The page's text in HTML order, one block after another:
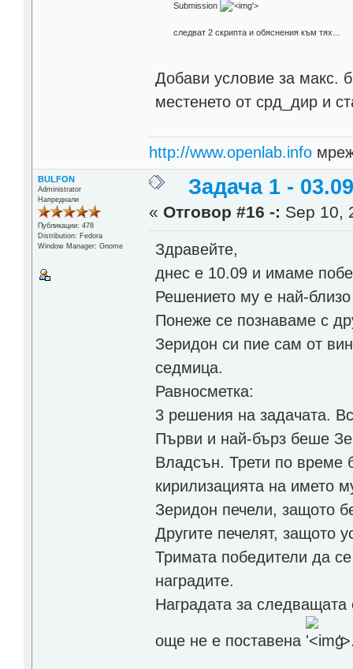
Submission
'>
следват 2 скрипта и обяснения към тях...
Добави условие за макс.
местенето от срд_дир и
http://www.openlab.info
BULFON
Administrator
Напреднали
Публикации: 478
Distribution: Fedora
Window Manager: Gnome
Задача 1 -
« Отговор #16 -: Sep 10,
Здравейте,
днес е 10.09 и имаме
Решението му е най-
Понеже се познаваме с
Зеридон си пие сам от
седмица.
Равносметка:
3 решения на задачата.
Първи и най-бърз беше
Владсън. Трети по време
кирилизацията на името
Зеридон печели, защото
Другите печелят, защото
Тримата победители да
наградите.
Наградата за
още не е поставена '>